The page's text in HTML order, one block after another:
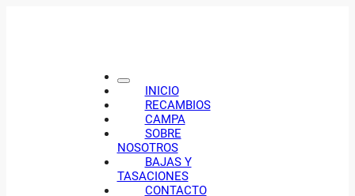
INICIO
RECAMBIOS
CAMPA
SOBRE
NOSOTROS
BAJAS Y
TASACIONES
CONTACTO